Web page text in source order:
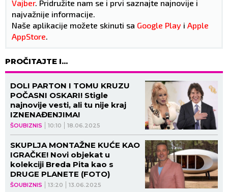
Vajber. Pridružite nam se i prvi saznajte najnovije i
najvažnije informacije.
Naše aplikacije možete skinuti sa Google Play i Apple
AppStore.
PROČITAJTE I...
ŠOUBIZNIS 10:10 18.06.2025
DOLI PARTON I TOMU KRUZU
POČASNI OSKARI! Stigle
najnovije vesti, ali tu nije kraj
IZNENAĐENJIMA!
ŠOUBIZNIS 13:20 13.06.2025
SKUPLJA MONTAŽNE KUĆE KAO
IGRAČKE! Novi objekat u
kolekciji Breda Pita kao s
DRUGE PLANETE (FOTO)